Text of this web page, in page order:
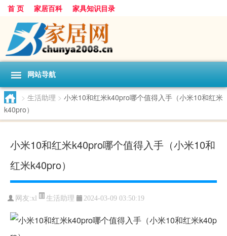
首 页 家居百科 家具知识目录
网站导航
> 生活助理 > 小米10和红米k40pro哪个值得入手（小米10和红米
k40pro）
小米10和红米k40pro哪个值得入手（小米10和
红米k40pro）
网友:xl 生活助理 2024-03-09 03:50:19